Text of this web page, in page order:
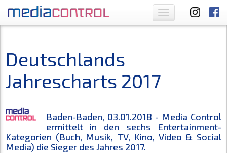
Toggle
navigation
Deutschlands
Jahrescharts 2017
Baden-Baden, 03.01.2018 - Media Control
ermittelt in den sechs Entertainment-
Kategorien (Buch, Musik, TV, Kino, Video & Social
Media) die Sieger des Jahres 2017.